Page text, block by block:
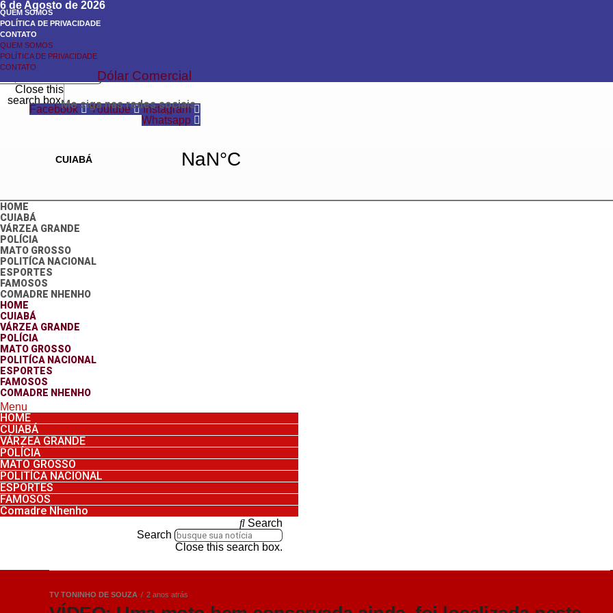
6 de Agosto de 2026
QUEM SOMOS
POLÍTICA DE PRIVACIDADE
CONTATO
QUEM SOMOS
POLÍTICA DE PRIVACIDADE
CONTATO
Dólar Comercial
Search
Search
Close this
search box.Me siga nas redes sociais
Facebook Youtube
Instagram
Whatsapp
HOME
CUIABÁ
VÁRZEA GRANDE
POLÍCIA
MATO GROSSO
POLITÍCA NACIONAL
ESPORTES
FAMOSOS
COMADRE NHENHO
HOME
CUIABÁ
VÁRZEA GRANDE
POLÍCIA
MATO GROSSO
POLITÍCA NACIONAL
ESPORTES
FAMOSOS
COMADRE NHENHO
Menu
HOME
CUIABÁ
VÁRZEA GRANDE
POLÍCIA
MATO GROSSO
POLITÍCA NACIONAL
ESPORTES
FAMOSOS
Comadre Nhenho
Search
Search
Close this search box.
TV TONINHO DE SOUZA 2 anos atrás